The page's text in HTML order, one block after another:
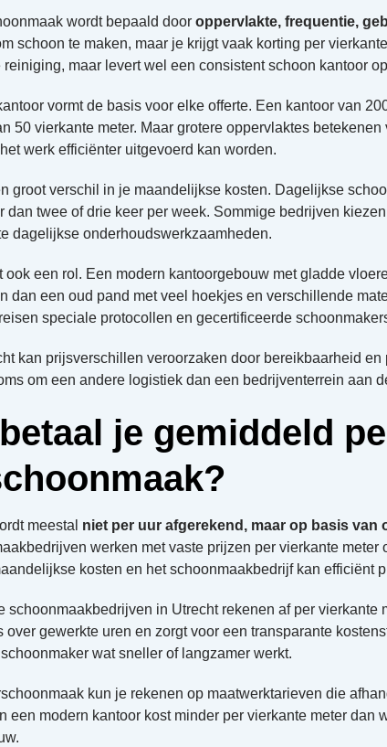
wordt bepaald door oppervlakte, frequentie,
schoon te maken, maar je krijgt vaak korting per
maar levert wel een consistent schoon kantoor
vormt de basis voor elke offerte. Een kantoor van
50 vierkante meter. Maar grotere oppervlaktes
werk efficiënter uitgevoerd kan worden.
groot verschil in je maandelijkse kosten. Dagelijkse
dan twee of drie keer per week. Sommige bedrijven
dagelijkse onderhoudswerkzaamheden.
ook een rol. Een modern kantoorgebouw met gladde
dan een oud pand met veel hoekjes en verschillende
speciale protocollen en gecertificeerde
kan prijsverschillen veroorzaken door bereikbaarheid
om een andere logistiek dan een bedrijventerrein aan
je gemiddeld
meestal niet per uur afgerekend, maar op basis van
werken met vaste prijzen per vierkante meter
kosten en het schoonmaakbedrijf kan efficiënt
schoonmaakbedrijven in Utrecht rekenen af per vierkante
over gewerkte uren en zorgt voor een transparante
wat sneller of langzamer werkt.
kun je rekenen op maatwerktarieven die
een modern kantoor kost minder per vierkante meter dan